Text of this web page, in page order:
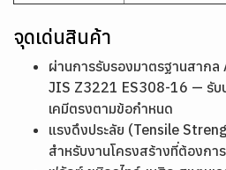
จุดเด่นสินค้า
ผ่านการรับรองมาตรฐานสาก
JIS Z3221 ES308-16 — รับ
เคมีตรงตามข้อกำหนด
แรงดึงประลัย (Tensile
สำหรับงานโครงสร้างที่ต้องกา